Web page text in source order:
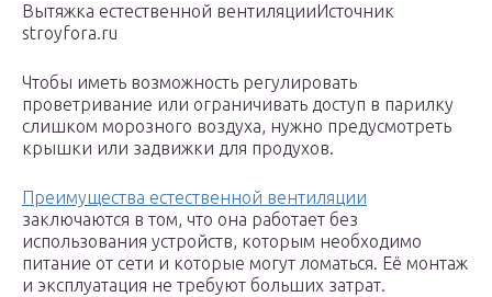
Вытяжка естественной вентиляцииИсточник
stroyfora.ru
Чтобы иметь возможность регулировать
проветривание или ограничивать доступ в парилку
слишком морозного воздуха, нужно предусмотреть
крышки или задвижки для продухов.
Преимущества естественной вентиляции
заключаются в том, что она работает без
использования устройств, которым необходимо
питание от сети и которые могут ломаться. Её монтаж
и эксплуатация не требуют больших затрат.